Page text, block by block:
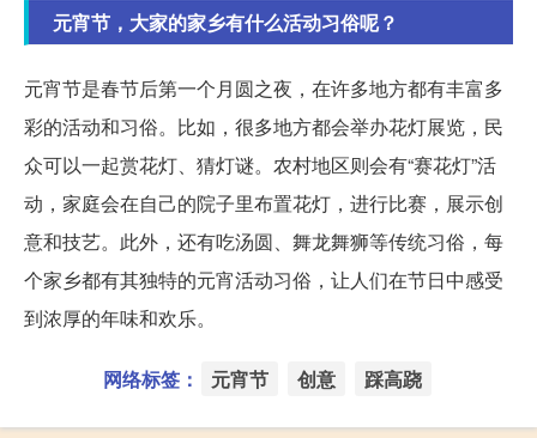
元宵节，大家的家乡有什么活动习俗呢？
元宵节是春节后第一个月圆之夜，在许多地方都有丰富多
彩的活动和习俗。比如，很多地方都会举办花灯展览，民
众可以一起赏花灯、猜灯谜。农村地区则会有“赛花灯”活
动，家庭会在自己的院子里布置花灯，进行比赛，展示创
意和技艺。此外，还有吃汤圆、舞龙舞狮等传统习俗，每
个家乡都有其独特的元宵活动习俗，让人们在节日中感受
到浓厚的年味和欢乐。
网络标签： 元宵节 创意 踩高跷